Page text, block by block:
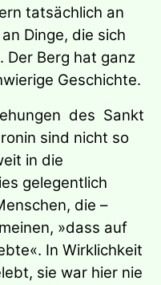
tatsächlich an
Dinge, die sich
Der Berg hat ganz
Geschichte.
des Sankt
sind nicht so
in die
gelegentlich
die –
»dass auf
In Wirklichkeit
sie war hier nie